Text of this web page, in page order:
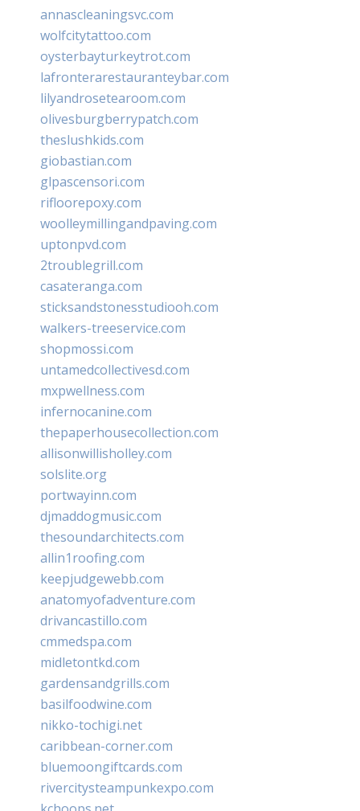
annascleaningsvc.com
wolfcitytattoo.com
oysterbayturkeytrot.com
lafronterarestauranteybar.com
lilyandrosetearoom.com
olivesburgberrypatch.com
theslushkids.com
giobastian.com
glpascensori.com
rifloorepoxy.com
woolleymillingandpaving.com
uptonpvd.com
2troublegrill.com
casateranga.com
sticksandstonesstudiooh.com
walkers-treeservice.com
shopmossi.com
untamedcollectivesd.com
mxpwellness.com
infernocanine.com
thepaperhousecollection.com
allisonwillisholley.com
solslite.org
portwayinn.com
djmaddogmusic.com
thesoundarchitects.com
allin1roofing.com
keepjudgewebb.com
anatomyofadventure.com
drivancastillo.com
cmmedspa.com
midletontkd.com
gardensandgrills.com
basilfoodwine.com
nikko-tochigi.net
caribbean-corner.com
bluemoongiftcards.com
rivercitysteampunkexpo.com